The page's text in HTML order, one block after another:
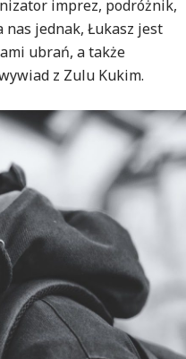
imprez, podróżnik,
jednak, Łukasz jest
ubrań, a także
z Zulu Kukim.